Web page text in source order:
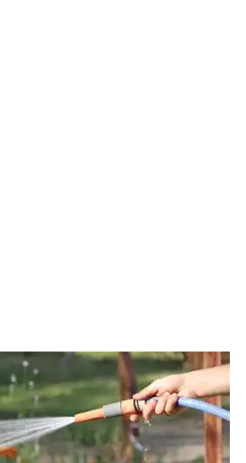
Arrosage
de base